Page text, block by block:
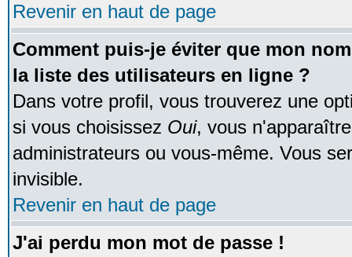
Revenir en haut de page
Comment puis-je éviter que mon
la liste des utilisateurs en ligne ?
Dans votre profil, vous trouverez une
si vous choisissez Oui, vous
administrateurs ou vous-même. Vous
invisible.
Revenir en haut de page
J'ai perdu mon mot de passe !